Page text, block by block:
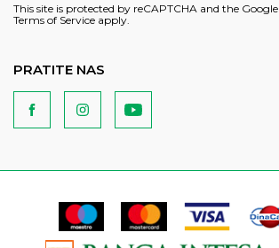
This site is protected by reCAPTCHA and the Google
Terms of Service apply.
PRATITE NAS